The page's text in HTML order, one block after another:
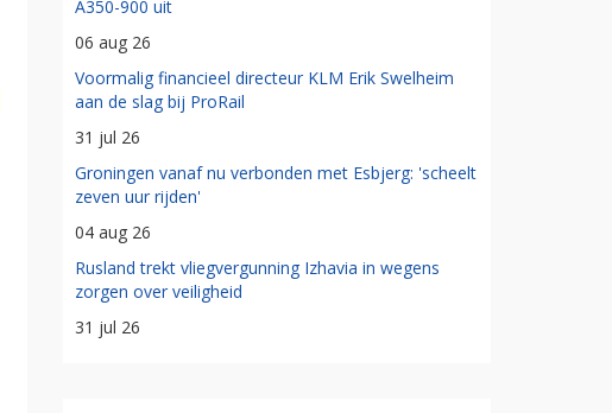
A350-900 uit
06 aug 26
Voormalig financieel directeur KLM Erik Swelheim
aan de slag bij ProRail
31 jul 26
Groningen vanaf nu verbonden met Esbjerg: 'scheelt
zeven uur rijden'
04 aug 26
Rusland trekt vliegvergunning Izhavia in wegens
zorgen over veiligheid
31 jul 26